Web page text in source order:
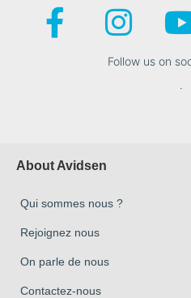
Follow us on
.
About Avidsen
Qui sommes nous ?
Rejoignez nous
On parle de nous
Contactez-nous